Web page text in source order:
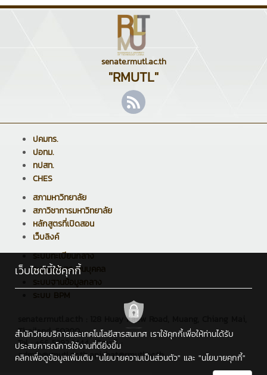
senate.rmutl.ac.th
"RMUTL"
ปคมทร.
ปอทม.
ทปสท.
CHES
สภามหาวิทยาลัย
สภาวิชาการมหาวิทยาลัย
หลักสูตรที่เปิดสอน
เว็บลิงค์
ระบบทะเบียนกลาง
ระบบบริหารงานบุคคล
ระบบฐานข้อมูลกลาง
ระบบ BPM
senate.rmutl.ac.th : 128 Huay Kaew Road, Muang, Chiang Mai,
Thailand, 50300
Tel : +66 5392 1444 , Email :
admin@rmutl.ac.th,apichat@rmutl.ac.th
เว็บไซต์นี้ใช้คุกกี้
สำนักวิทยบริการและเทคโนโลยีสารสนเทศ เราใช้คุกกี้เพื่อให้ท่านได้รับ
ประสบการณ์การใช้งานที่ดียิ่งขึ้น
คลิกเพื่อดูข้อมูลเพิ่มเติม "นโยบายความเป็นส่วนตัว" และ "นโยบายคุกกี้"